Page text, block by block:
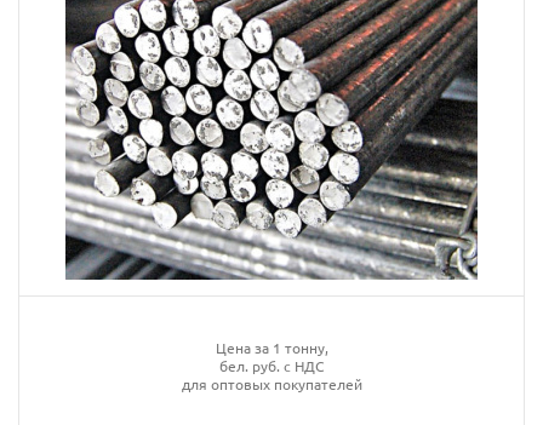
Цена за 1 тонну,
бел. руб. с НДС
для оптовых покупателей